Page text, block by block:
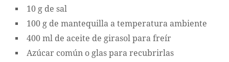
10 g de sal
100 g de mantequilla a temperatura ambiente
400 ml de aceite de girasol para freír
Azúcar común o glas para recubrirlas